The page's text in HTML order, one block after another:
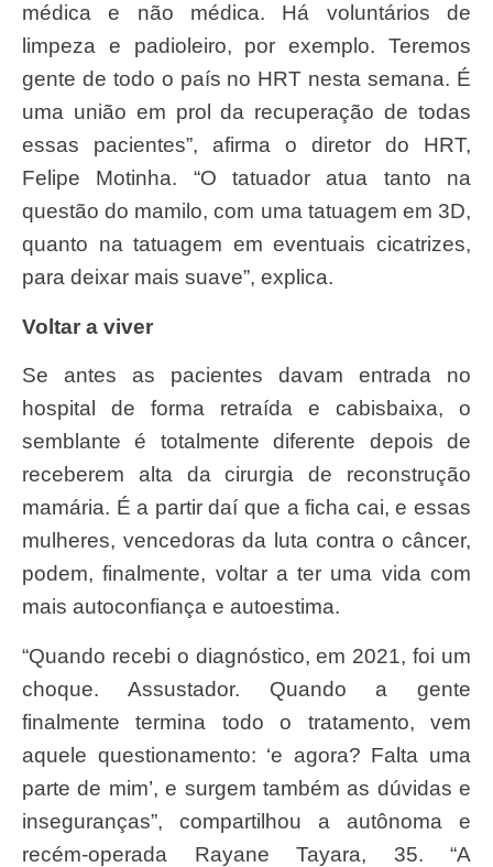
médica e não médica. Há voluntários de
limpeza e padioleiro, por exemplo. Teremos
gente de todo o país no HRT nesta semana. É
uma união em prol da recuperação de todas
essas pacientes”, afirma o diretor do HRT,
Felipe Motinha. “O tatuador atua tanto na
questão do mamilo, com uma tatuagem em 3D,
quanto na tatuagem em eventuais cicatrizes,
para deixar mais suave”, explica.
Voltar a viver
Se antes as pacientes davam entrada no
hospital de forma retraída e cabisbaixa, o
semblante é totalmente diferente depois de
receberem alta da cirurgia de reconstrução
mamária. É a partir daí que a ficha cai, e essas
mulheres, vencedoras da luta contra o câncer,
podem, finalmente, voltar a ter uma vida com
mais autoconfiança e autoestima.
“Quando recebi o diagnóstico, em 2021, foi um
choque. Assustador. Quando a gente
finalmente termina todo o tratamento, vem
aquele questionamento: ‘e agora? Falta uma
parte de mim’, e surgem também as dúvidas e
inseguranças”, compartilhou a autônoma e
recém-operada Rayane Tayara, 35. “A